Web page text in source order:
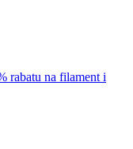
rabatu na filament i